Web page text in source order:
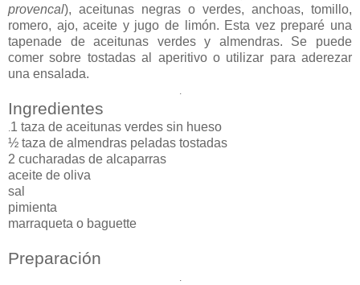
provencal), aceitunas negras o verdes, anchoas, tomillo,
romero, ajo, aceite y jugo de limón. Esta vez preparé una
tapenade de aceitunas verdes y almendras. Se puede
comer sobre tostadas al aperitivo o utilizar para aderezar
una ensalada.
.
Ingredientes
.1 taza de aceitunas verdes sin hueso
½ taza de almendras peladas tostadas
2 cucharadas de alcaparras
aceite de oliva
sal
pimienta
marraqueta o baguette
Preparación
.